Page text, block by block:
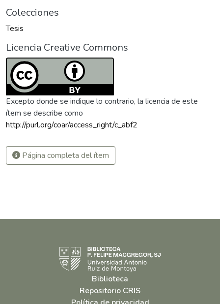
Colecciones
Tesis
Licencia Creative Commons
Excepto donde se indique lo contrario, la licencia de este
ítem se describe como
http://purl.org/coar/access_right/c_abf2
Página completa del ítem
Biblioteca
Repositorio CRIS